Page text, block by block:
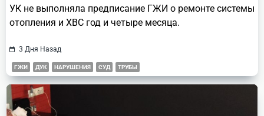
УК не выполняла предписание ГЖИ о ремонте системы
отопления и ХВС год и четыре месяца.
3 Дня Назад
ГЖИ ДУК НАРУШЕНИЯ СУД ТРУБЫ